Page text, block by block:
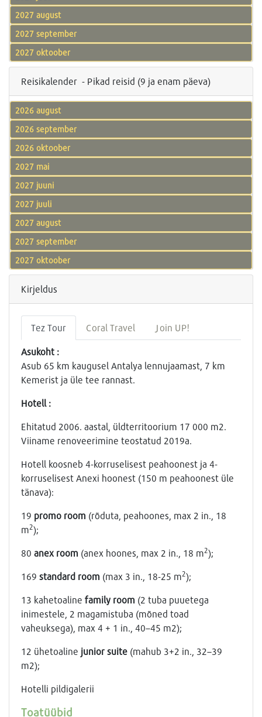
2027 august
2027 september
2027 oktoober
Reisikalender - Pikad reisid (9 ja enam päeva)
2026 august
2026 september
2026 oktoober
2027 mai
2027 juuni
2027 juuli
2027 august
2027 september
2027 oktoober
Kirjeldus
Tez Tour Coral Travel Join UP!
Asukoht :
Asub 65 km kaugusel Antalya lennujaamast, 7 km
Kemerist ja üle tee rannast.
Hotell :
Ehitatud 2006. aastal, üldterritoorium 17 000 m2.
Viiname renoveerimine teostatud 2019a.
Hotell koosneb 4-korruselisest peahoonest ja 4-
korruselisest Anexi hoonest (150 m peahoonest üle
tänava):
19 promo room (rõduta, peahoones, max 2 in., 18
m2);
80 anex room (anex hoones, max 2 in., 18 m2);
169 standard room (max 3 in., 18-25 m2);
13 kahetoaline family room (2 tuba puuetega
inimestele, 2 magamistuba (mõned toad
vaheuksega), max 4 + 1 in., 40–45 m2);
12 ühetoaline junior suite (mahub 3+2 in., 32–39
m2);
Hotelli pildigalerii
Toatüübid